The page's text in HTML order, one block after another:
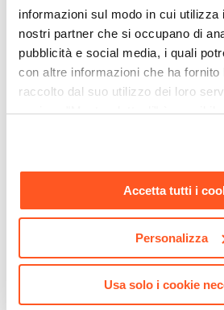
informazioni sul modo in cui utilizza
nostri partner che si occupano di
pubblicità e social media, i quali
con altre informazioni che ha fornito
raccolto dal suo utilizzo dei loro
sezione "Mostra dettagli" è
momento. Per maggiori
nostraCookie Policy.
Accetta tutti i
Personalizza
Usa solo i cookie
Caratteristiche
Struttura posteriore aperta|
cannettata
Caratteristiche Lavabo
Materiale Lavabo
Ceramica
Bianco
Flot
€ 34,00 €
CODICE:ITA-LN
Miscelatore lavabo in ottone
Sifone